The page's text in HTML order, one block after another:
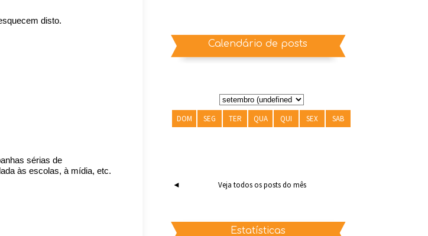
disto.
sérias de
às escolas, à mídia, etc.
Calendário de posts
DOM SEG TER QUA QUI SEX SAB
◄ Veja todos os posts do mês
Estatísticas